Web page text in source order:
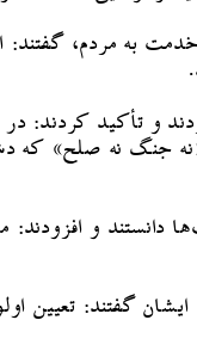
به مردم،
تأکید کردند: در
«نه جنگ نه صلح»
و افزودند:
گفتند: